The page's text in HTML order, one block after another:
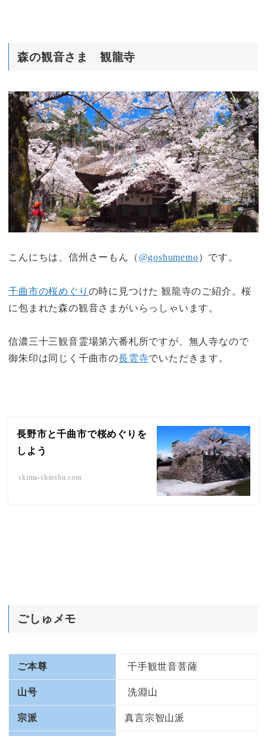
森の観音さま 観龍寺
こんにちは、信州さーもん（ @goshumemo）です。
千曲市の桜めぐり の時に見つけた 観龍寺のご紹介。桜
に包まれた森の観音さまがいらっしゃいます。
信濃三十三観音霊場第六番札所ですが、無人寺なので
御朱印は同じく千曲市の長雲寺でいただきます。
長野市と千曲市で桜めぐりを
しよう
skima-shinshu.com
ごしゅメモ
ご本尊 千手観世音菩薩
山号 洗淵山
宗派 真言宗智山派